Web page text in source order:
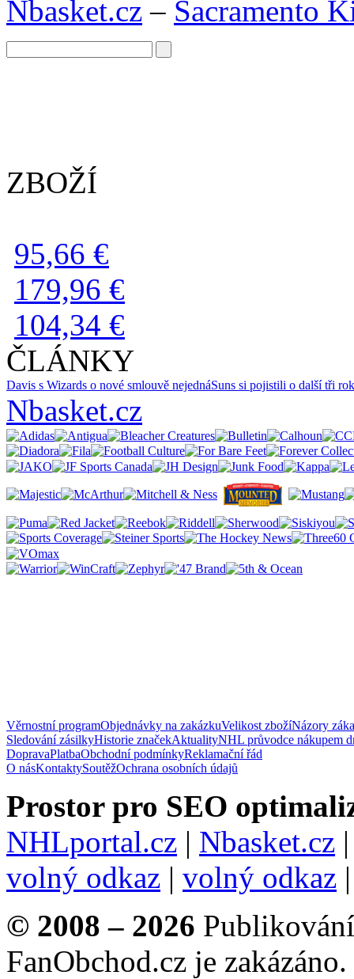
Nbasket.cz – Sacramento
ZBOŽÍ
95,66 €
179,96 €
104,34 €
ČLÁNKY
Davis s Wizards o nové smlouvě nejednáSuns si pojistili o další tři
Nbasket.cz
Věrnostní programObjednávky na zakázkuVelikost zbožíNázory
Sledování zásilkyHistorie značekAktualityNHL průvodce nákupem
DopravaPlatbaObchodní podmínkyReklamační řád
O násKontaktySoutěžOchrana osobních údajů
Prostor pro SEO
NHLportal.cz | Nbasket.cz
volný odkaz | volný odkaz
© 2008 – 2026
FanObchod.cz je zakázáno.